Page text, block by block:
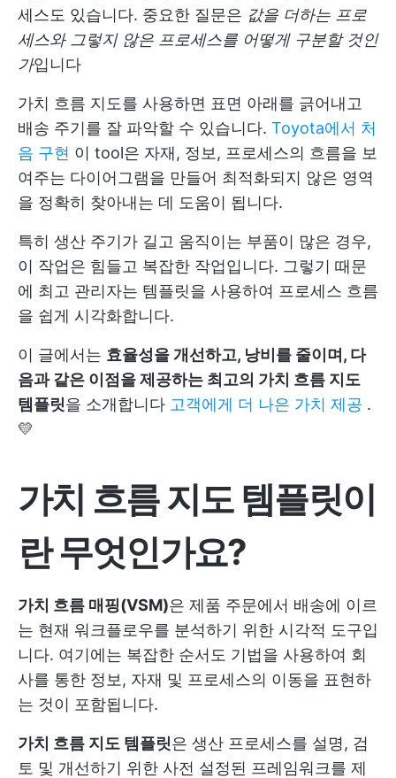
세스도 있습니다. 중요한 질문은 값을 더하는 프로
세스와 그렇지 않은 프로세스를 어떻게 구분할 것인
가입니다
가치 흐름 지도를 사용하면 표면 아래를 긁어내고
배송 주기를 잘 파악할 수 있습니다. Toyota에서 처
음 구현 이 tool은 자재, 정보, 프로세스의 흐름을 보
여주는 다이어그램을 만들어 최적화되지 않은 영역
을 정확히 찾아내는 데 도움이 됩니다.
특히 생산 주기가 길고 움직이는 부품이 많은 경우,
이 작업은 힘들고 복잡한 작업입니다. 그렇기 때문
에 최고 관리자는 템플릿을 사용하여 프로세스 흐름
을 쉽게 시각화합니다.
이 글에서는 효율성을 개선하고, 낭비를 줄이며, 다
음과 같은 이점을 제공하는 최고의 가치 흐름 지도
템플릿을 소개합니다 고객에게 더 나은 가치 제공 .
💛
가치 흐름 지도 템플릿이
란 무엇인가요?
가치 흐름 매핑(VSM)은 제품 주문에서 배송에 이르
는 현재 워크플로우를 분석하기 위한 시각적 도구입
니다. 여기에는 복잡한 순서도 기법을 사용하여 회
사를 통한 정보, 자재 및 프로세스의 이동을 표현하
는 것이 포함됩니다.
가치 흐름 지도 템플릿은 생산 프로세스를 설명, 검
토 및 개선하기 위한 사전 설정된 프레임워크를 제